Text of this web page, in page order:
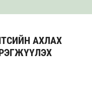
АХЛАХ